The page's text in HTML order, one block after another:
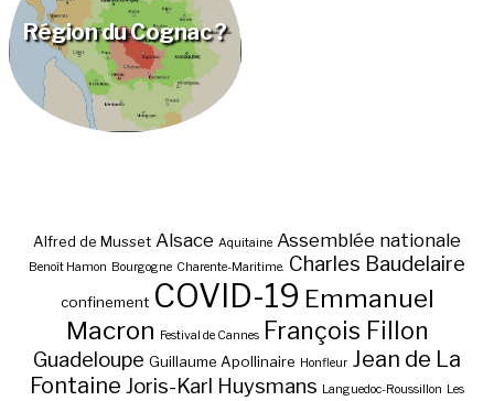
Région du Cognac ?
Alfred de Musset Alsace Aquitaine Assemblée nationale
Benoît Hamon Bourgogne Charente-Maritime. Charles Baudelaire
confinement COVID-19 Emmanuel
Macron Festival de Cannes François Fillon
Guadeloupe Guillaume Apollinaire Honfleur Jean de La
Fontaine Joris-Karl Huysmans Languedoc-Roussillon Les